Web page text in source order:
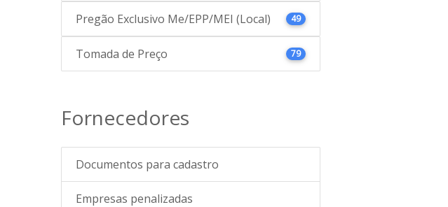
Pregão Exclusivo Me/EPP/MEI (Local) 49
Tomada de Preço 79
Fornecedores
Documentos para cadastro
Empresas penalizadas